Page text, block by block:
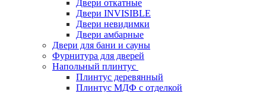
Двери откатные
Двери INVISIBLE
Двери невидимки
Двери амбарные
Двери для бани и сауны
Фурнитура для дверей
Напольный плинтус
Плинтус деревянный
Плинтус МДФ с отделкой